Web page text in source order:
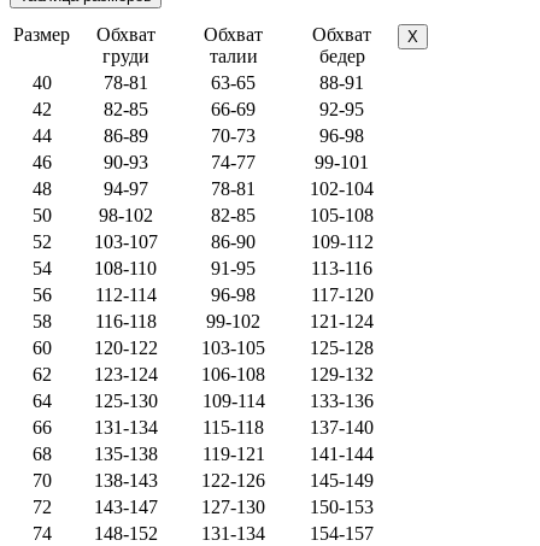
Размер
Обхват
груди
Обхват
талии
Обхват
бедер
X
40 78-81 63-65
88-91
42
82-85 66-69
92-95
44
86-89 70-73
96-98
46
90-93 74-77
99-101
48
94-97 78-81
102-104
50
98-102 82-85
105-108
52
103-107 86-90
109-112
54
108-110 91-95
113-116
56
112-114 96-98
117-120
58
116-118 99-102
121-124
60
120-122 103-105
125-128
62
123-124 106-108
129-132
64
125-130 109-114
133-136
66
131-134 115-118
137-140
68
135-138 119-121
141-144
70
138-143 122-126
145-149
72
143-147 127-130
150-153
74
148-152 131-134 154-157